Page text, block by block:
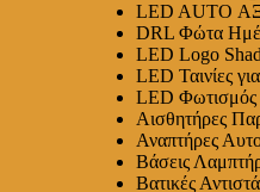
LED AUTO
DRL Φώτα
LED Logo
LED Ταινίες
LED Φωτισμός
Αισθητήρες
Αναπτήρες
Βάσεις
Βατικές